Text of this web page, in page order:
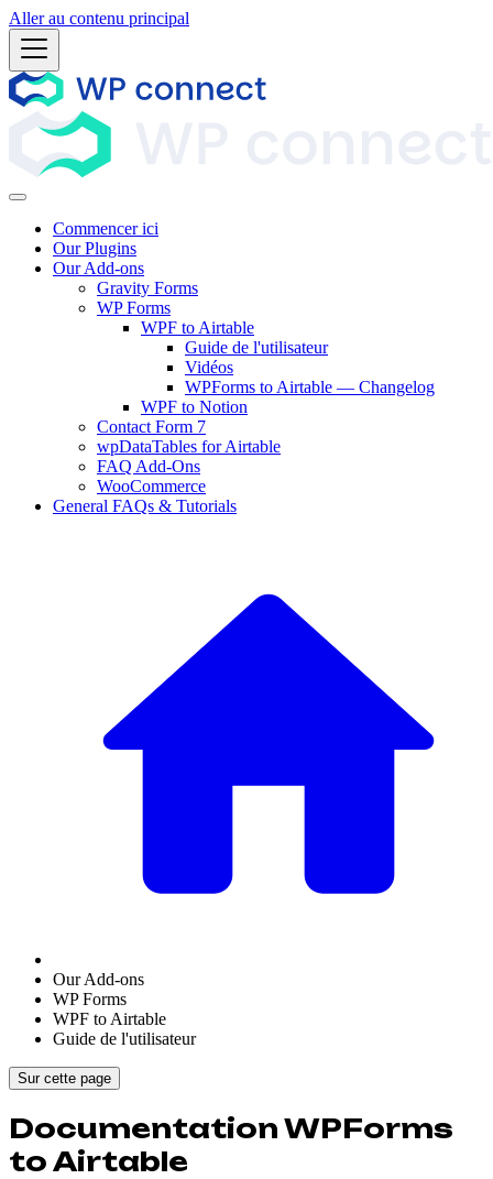
Aller au contenu principal
Commencer ici
Our Plugins
Our Add-ons
Gravity Forms
WP Forms
WPF to Airtable
Guide de l'utilisateur
Vidéos
WPForms to Airtable — Changelog
WPF to Notion
Contact Form 7
wpDataTables for Airtable
FAQ Add-Ons
WooCommerce
General FAQs & Tutorials
Our Add-ons
WP Forms
WPF to Airtable
Guide de l'utilisateur
Sur cette page
Documentation WPForms
to Airtable